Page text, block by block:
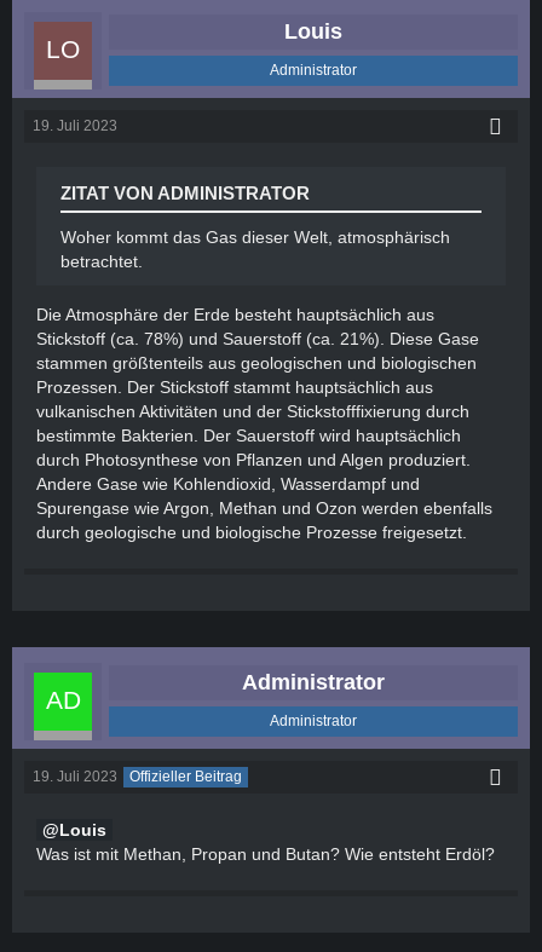
Louis
Administrator
19. Juli 2023
ZITAT VON ADMINISTRATOR
Woher kommt das Gas dieser Welt, atmosphärisch
betrachtet.
Die Atmosphäre der Erde besteht hauptsächlich aus
Stickstoff (ca. 78%) und Sauerstoff (ca. 21%). Diese Gase
stammen größtenteils aus geologischen und biologischen
Prozessen. Der Stickstoff stammt hauptsächlich aus
vulkanischen Aktivitäten und der Stickstofffixierung durch
bestimmte Bakterien. Der Sauerstoff wird hauptsächlich
durch Photosynthese von Pflanzen und Algen produziert.
Andere Gase wie Kohlendioxid, Wasserdampf und
Spurengase wie Argon, Methan und Ozon werden ebenfalls
durch geologische und biologische Prozesse freigesetzt.
Administrator
Administrator
19. Juli 2023 Offizieller Beitrag
Louis
Was ist mit Methan, Propan und Butan? Wie entsteht Erdöl?